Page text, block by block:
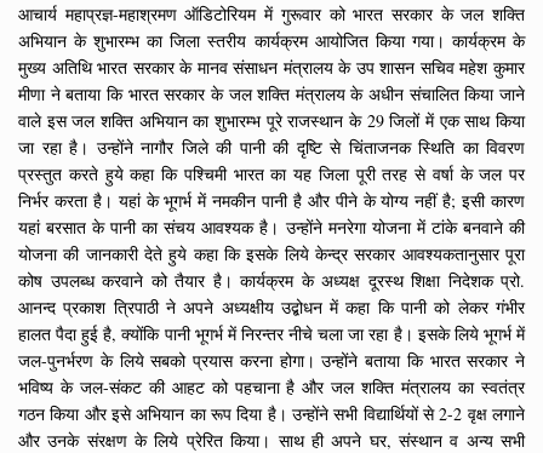
आचार्य महाप्रज्ञ-महाश्रमण ऑडिटोरियम में गुरूवार को भारत सरकार के जल शक्ति
अभियान के शुभारम्भ का जिला स्तरीय कार्यक्रम आयोजित किया गया। कार्यक्रम के
मुख्य अतिथि भारत सरकार के मानव संसाधन मंत्रालय के उप शासन सचिव महेश कुमार
मीणा ने बताया कि भारत सरकार के जल शक्ति मंत्रालय के अधीन संचालित किया जाने
वाले इस जल शक्ति अभियान का शुभारम्भ पूरे राजस्थान के 29 जिलों में एक साथ किया
जा रहा है। उन्होंने नागौर जिले की पानी की दृष्टि से चिंताजनक स्थिति का विवरण
प्रस्तुत करते हुये कहा कि पश्चिमी भारत का यह जिला पूरी तरह से वर्षा के जल पर
निर्भर करता है। यहां के भूगर्भ में नमकीन पानी है और पीने के योग्य नहीं है; इसी कारण
यहां बरसात के पानी का संचय आवश्यक है। उन्होंने मनरेगा योजना में टांके बनवाने की
योजना की जानकारी देते हुये कहा कि इसके लिये केन्द्र सरकार आवश्यकतानुसार पूरा
कोष उपलब्ध करवाने को तैयार है। कार्यक्रम के अध्यक्ष दूरस्थ शिक्षा निदेशक प्रो.
आनन्द प्रकाश त्रिपाठी ने अपने अध्यक्षीय उद्बोधन में कहा कि पानी को लेकर गंभीर
हालत पैदा हुई है, क्योंकि पानी भूगर्भ में निरन्तर नीचे चला जा रहा है। इसके लिये भूगर्भ में
जल-पुनर्भरण के लिये सबको प्रयास करना होगा। उन्होंने बताया कि भारत सरकार ने
भविष्य के जल-संकट की आहट को पहचाना है और जल शक्ति मंत्रालय का स्वतंत्र
गठन किया और इसे अभियान का रूप दिया है। उन्होंने सभी विद्यार्थियों से 2-2 वृक्ष लगाने
और उनके संरक्षण के लिये प्रेरित किया। साथ ही अपने घर, संस्थान व अन्य सभी